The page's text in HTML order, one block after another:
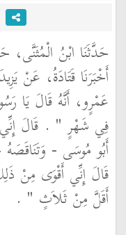
حَدَّثَنَا ابْنُ الْمُثَنَّى،
أَخْبَرَنَا قَتَادَةُ، عَنْ
عَمْرٍو، أَنَّهُ قَالَ يَا
فِي شَهْرٍ ‏"‏ ‏.‏ قَالَ
أَبُو مُوسَى -
قَالَ إِنِّي أَقْوَى مِنْ
أَقَلَّ مِنْ ثَلاَثٍ ‏"‏ ‏.‏